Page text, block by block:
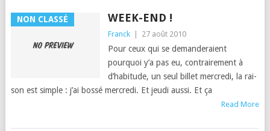
NON CLASSÉ WEEK-END !
Franck 27 août 2010
Pour ceux qui se deman­deraient
pourquoi y’a pas eu, con­traire­ment à
d’habi­tude, un seul bil­let mer­cre­di, la rai­
son est sim­ple : j’ai bossé mercredi. Et jeu­di aussi. Et ça
Read More